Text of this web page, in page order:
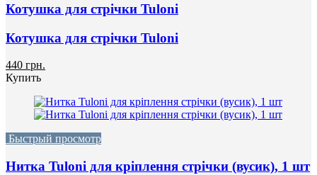
Котушка для стрічки Tuloni
Котушка для стрічки Tuloni
440 грн.
Купить
Быстрый просмотр
Нитка Tuloni для кріплення стрічки (вусик), 1 шт